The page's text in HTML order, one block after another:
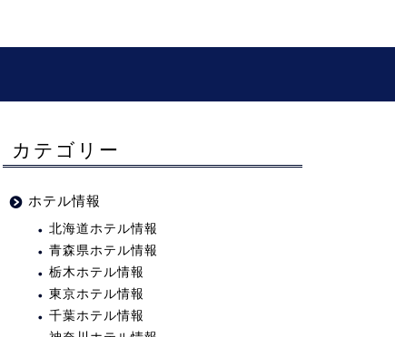
カテゴリー
ホテル情報
北海道ホテル情報
青森県ホテル情報
栃木ホテル情報
東京ホテル情報
千葉ホテル情報